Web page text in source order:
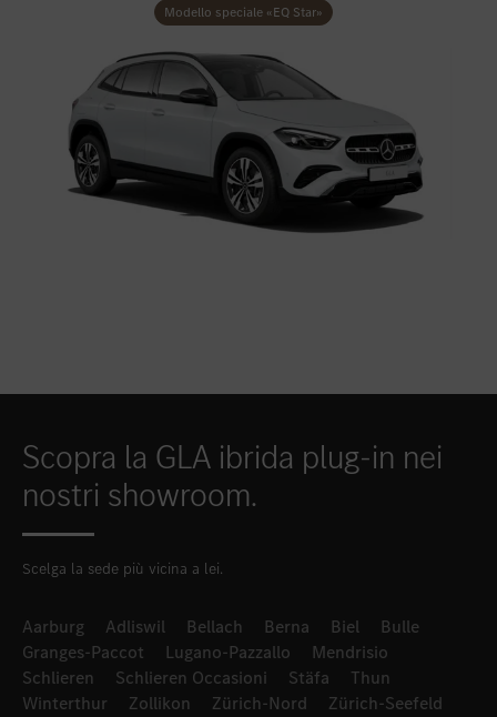
Modello speciale «EQ Star»
Scopra la GLA ibrida plug-in nei
nostri showroom.
Scelga la sede più vicina a lei.
Aarburg Adliswil Bellach Berna Biel
Bulle
Granges-Paccot
Lugano-Pazzallo
Mendrisio
Schlieren
Schlieren Occasioni Stäfa
Thun
Winterthur
Zollikon Zürich-Nord Zürich-Seefeld